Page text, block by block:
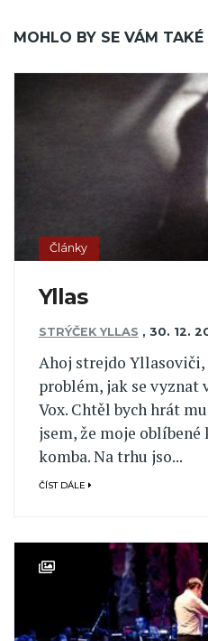
MOHLO BY SE VÁM
Články
Yllas
STRÝČEK YLLAS , 30. 12.
Ahoj strejdo
problém, jak se vyznat
Vox. Chtěl bych hrát
jsem, že moje
komba. Na trhu jso...
ČÍST DÁLE